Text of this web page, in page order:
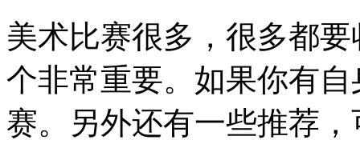
美术比赛很多，很多都
个非常重要。如果你有
赛。另外还有一些推荐